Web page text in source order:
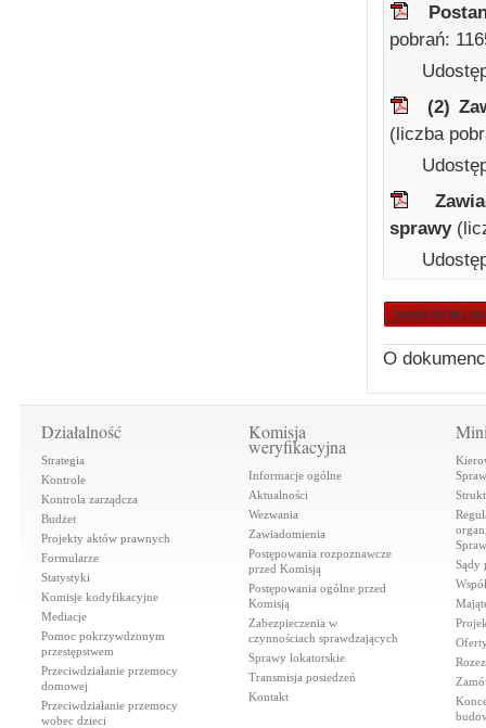
pobrań:
(2)
(liczba
sprawy
powrót do listy
O
Działalność
Strategia
Kontrole
Kontrola zarządcza
Budżet
Projekty aktów prawnych
Formularze
Statystyki
Komisje kodyfikacyjne
Mediacje
Pomoc pokrzywdzonym
przestępstwem
Przeciwdziałanie przemocy
domowej
Przeciwdziałanie przemocy
wobec dzieci
Komisja
weryfikacyjna
Informacje ogólne
Aktualności
Wezwania
Zawiadomienia
Postępowania rozpoznawcze
przed Komisją
Postępowania ogólne przed
Komisją
Zabezpieczenia w
czynnościach sprawdzających
Sprawy lokatorskie
Transmisja posiedzeń
Kontakt
Sądy